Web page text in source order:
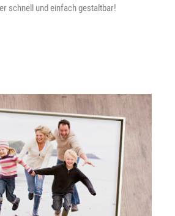
schnell und einfach gestaltbar!